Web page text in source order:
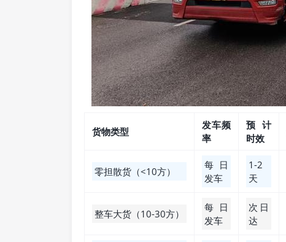
货物类型
发车频
率
预计
时效
零担散货（<10方）
每日
发车
1-2
天
整车大货（10-30方）
每日
发车
次日
达